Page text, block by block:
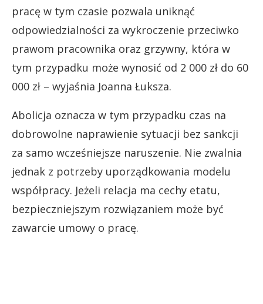
pracę w tym czasie pozwala uniknąć
odpowiedzialności za wykroczenie przeciwko
prawom pracownika oraz grzywny, która w
tym przypadku może wynosić od 2 000 zł do 60
000 zł – wyjaśnia Joanna Łuksza.
Abolicja oznacza w tym przypadku czas na
dobrowolne naprawienie sytuacji bez sankcji
za samo wcześniejsze naruszenie. Nie zwalnia
jednak z potrzeby uporządkowania modelu
współpracy. Jeżeli relacja ma cechy etatu,
bezpieczniejszym rozwiązaniem może być
zawarcie umowy o pracę.